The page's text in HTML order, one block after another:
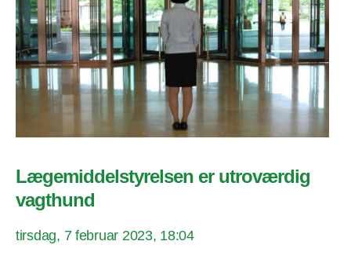
Lægemiddelstyrelsen er utroværdig
vagthund
tirsdag, 7 februar 2023, 18:04